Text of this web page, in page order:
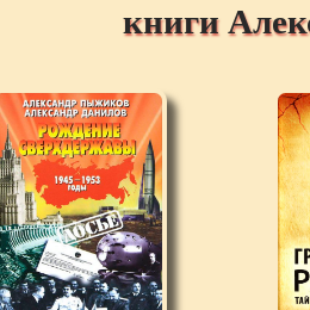
книги